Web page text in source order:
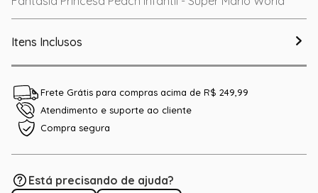
Itens Inclusos
Frete Grátis para compras acima de R$ 249,99
Atendimento e suporte ao cliente
Compra segura
Está precisando de ajuda?